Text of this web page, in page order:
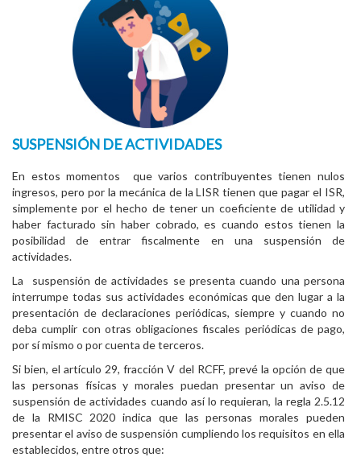
SUSPENSIÓN DE ACTIVIDADES
En estos momentos que varios contribuyentes tienen nulos
ingresos, pero por la mecánica de la LISR tienen que pagar el ISR,
simplemente por el hecho de tener un coeficiente de utilidad y
haber facturado sin haber cobrado, es cuando estos tienen la
posibilidad de entrar fiscalmente en una suspensión de
actividades.
La suspensión de actividades se presenta cuando una persona
interrumpe todas sus actividades económicas que den lugar a la
presentación de declaraciones periódicas, siempre y cuando no
deba cumplir con otras obligaciones fiscales periódicas de pago,
por sí mismo o por cuenta de terceros.
Si bien, el artículo 29, fracción V del RCFF, prevé la opción de que
las personas físicas y morales puedan presentar un aviso de
suspensión de actividades cuando así lo requieran, la regla 2.5.12
de la RMISC 2020 indica que las personas morales pueden
presentar el aviso de suspensión cumpliendo los requisitos en ella
establecidos, entre otros que: